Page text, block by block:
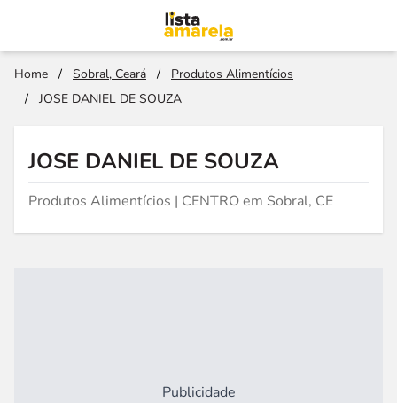
Home / Sobral, Ceará /
Produtos Alimentícios
/
JOSE DANIEL DE SOUZA
JOSE DANIEL DE SOUZA
Produtos Alimentícios | CENTRO em Sobral, CE
Publicidade